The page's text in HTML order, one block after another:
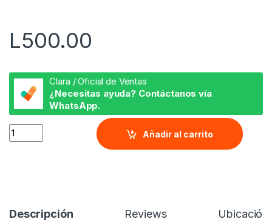
L500.00
Clara / Oficial de Ventas
¿Necesitas ayuda? Contáctanos vía
WhatsApp.
Charm de Corazon con Mensaje quantity
Añadir al carrito
Descripción Reviews Ubicación